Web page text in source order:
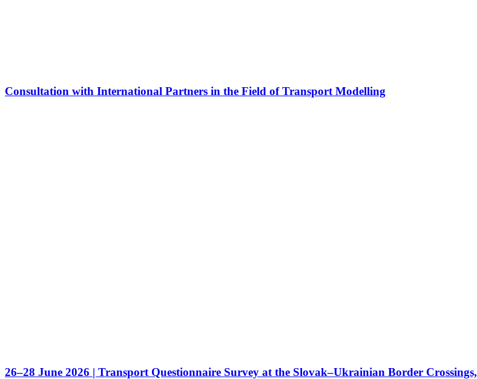
Consultation with International Partners in the Field of Transport Modelling
26–28 June 2026 | Transport Questionnaire Survey at the Slovak–Ukrainian Border Crossings,